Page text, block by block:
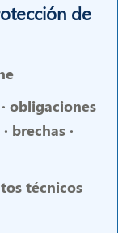
de
obligaciones
brechas ·
técnicos